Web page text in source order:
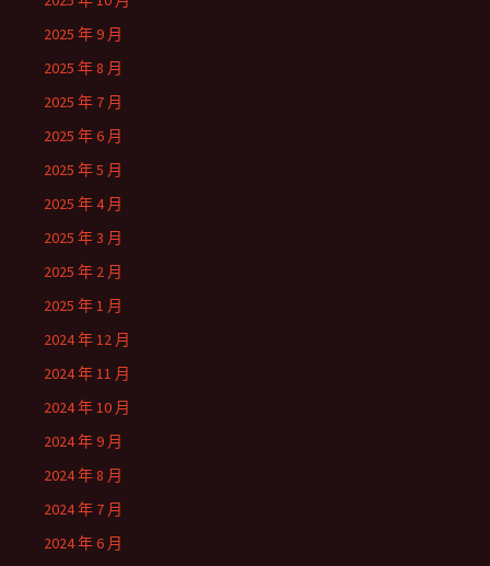
2025 年 9 月
2025 年 8 月
2025 年 7 月
2025 年 6 月
2025 年 5 月
2025 年 4 月
2025 年 3 月
2025 年 2 月
2025 年 1 月
2024 年 12 月
2024 年 11 月
2024 年 10 月
2024 年 9 月
2024 年 8 月
2024 年 7 月
2024 年 6 月